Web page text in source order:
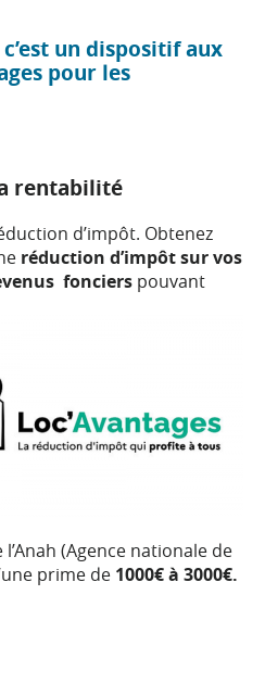
un dispositif aux
pour les
rentabilité
d’impôt. Obtenez
réduction d’impôt sur vos
fonciers pouvant
(Agence nationale de
prime de 1000€ à 3000€.